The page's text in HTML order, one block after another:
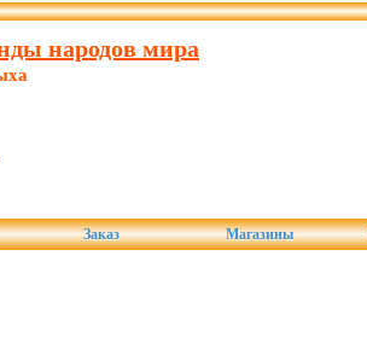
народов мира
Заказ Магазины